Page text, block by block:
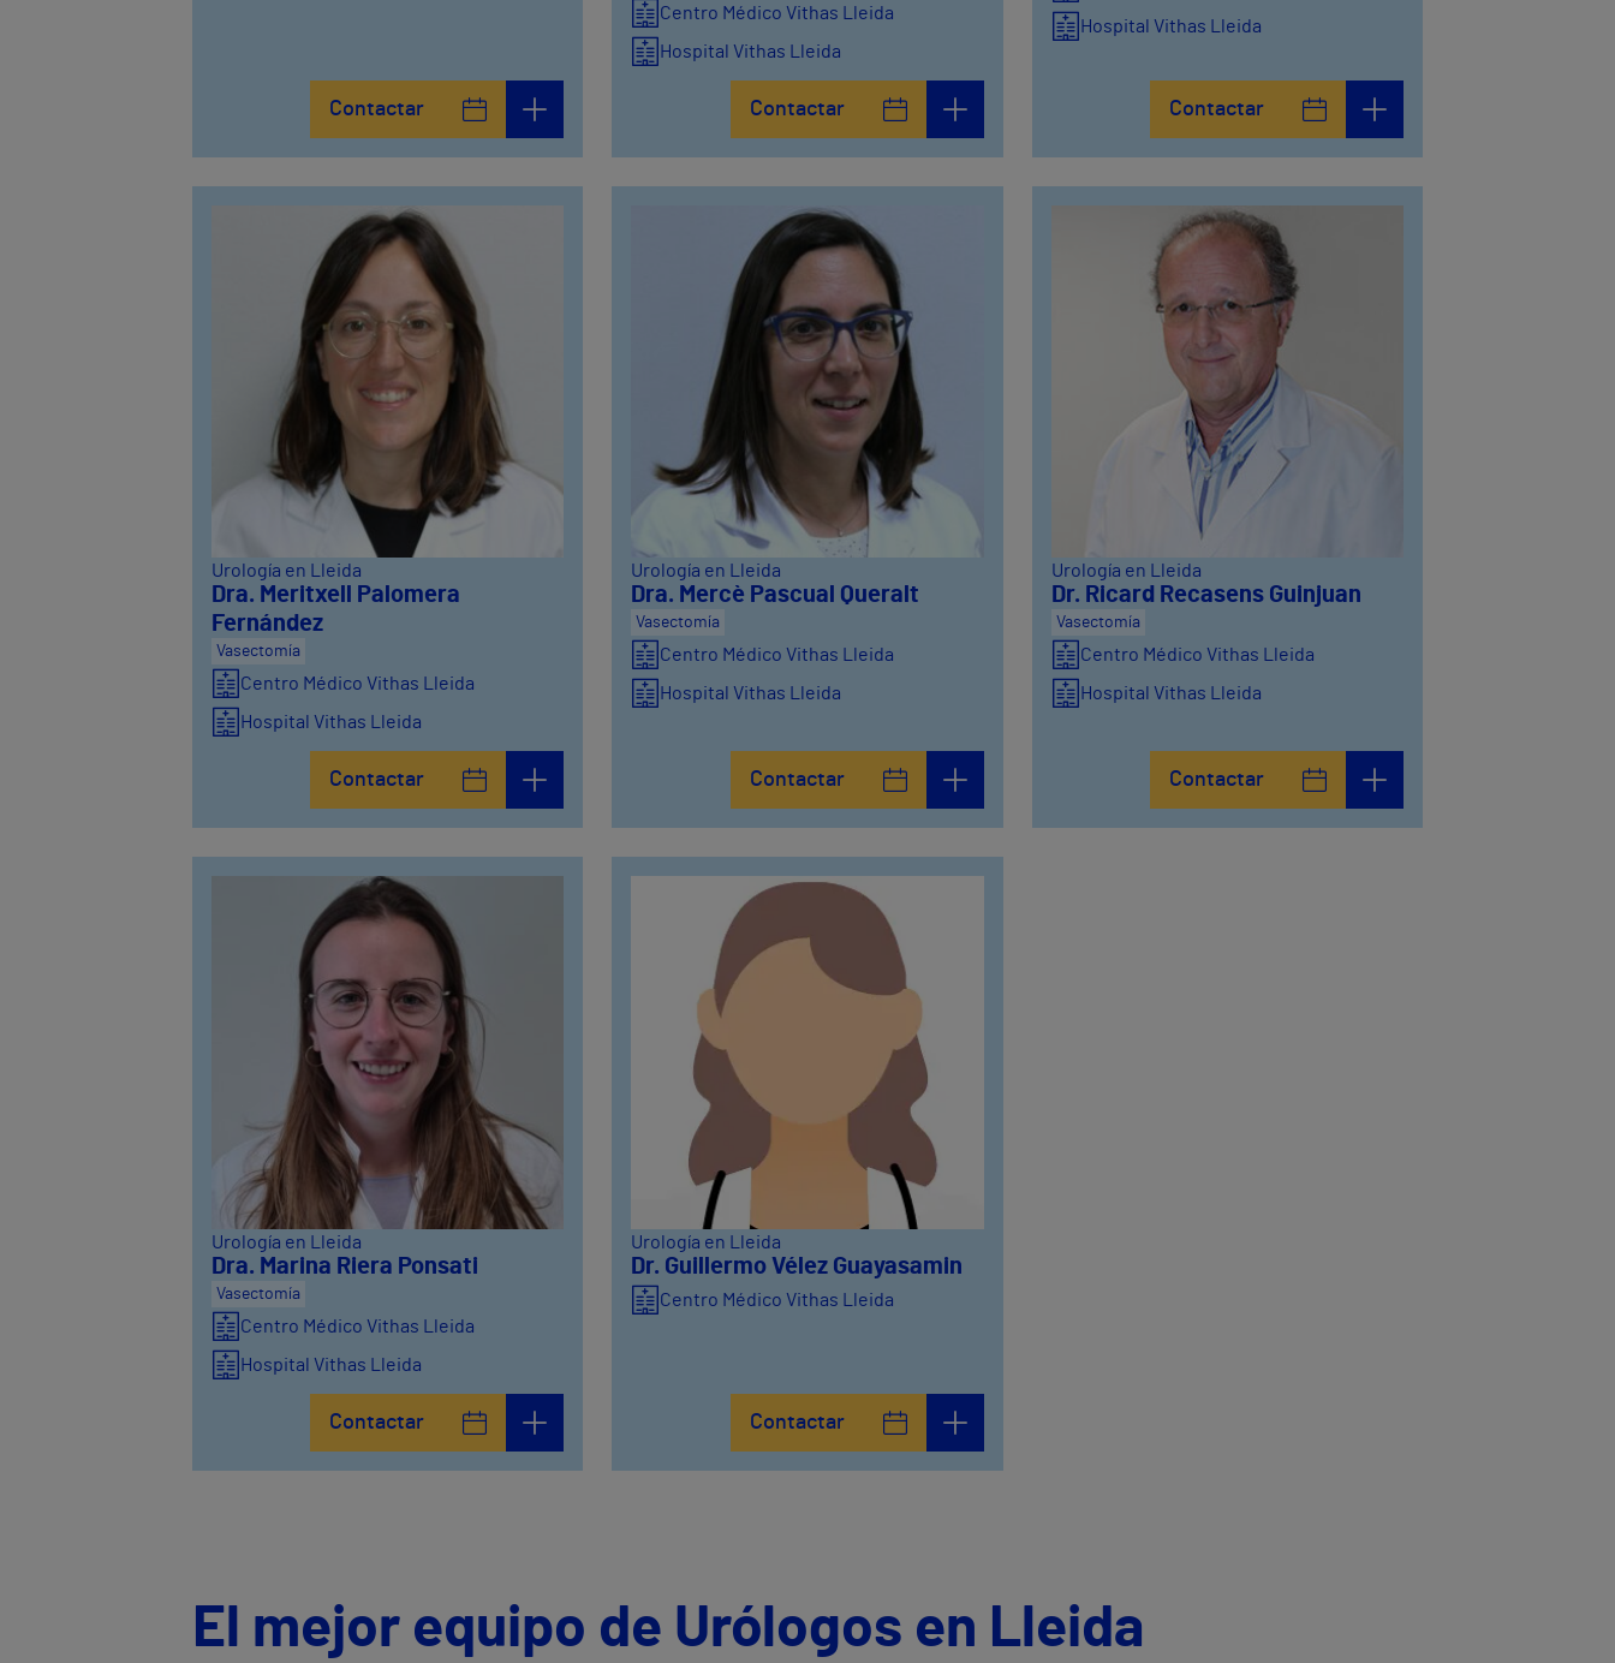
Contactar
Centro Médico Vithas Lleida
Hospital Vithas Lleida
Contactar
Hospital Vithas Lleida
Contactar
Urología en Lleida
Dra. Meritxell Palomera
Fernández
Vasectomía
Centro Médico Vithas Lleida
Hospital Vithas Lleida
Contactar
Urología en Lleida
Dra. Mercè Pascual Queralt
Vasectomía
Centro Médico Vithas Lleida
Hospital Vithas Lleida
Contactar
Urología en Lleida
Dr. Ricard Recasens Guinjuan
Vasectomía
Centro Médico Vithas Lleida
Hospital Vithas Lleida
Contactar
Urología en Lleida
Dra. Marina Riera Ponsati
Vasectomía
Centro Médico Vithas Lleida
Hospital Vithas Lleida
Contactar
Urología en Lleida
Dr. Guillermo Vélez Guayasamin
Centro Médico Vithas Lleida
Contactar
El mejor equipo de Urólogos en Lleida